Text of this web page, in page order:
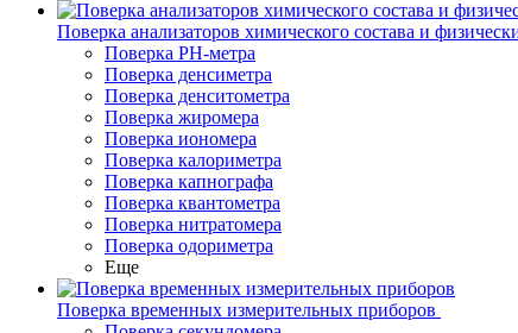
Поверка анализаторов химического состава и
Поверка PH-метра
Поверка денсиметра
Поверка денситометра
Поверка жиромера
Поверка иономера
Поверка калориметра
Поверка капнографа
Поверка квантометра
Поверка нитратомера
Поверка одориметра
Еще
Поверка временных измерительных приборов